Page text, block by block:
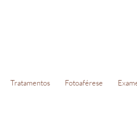
Tratamentos Fotoaférese